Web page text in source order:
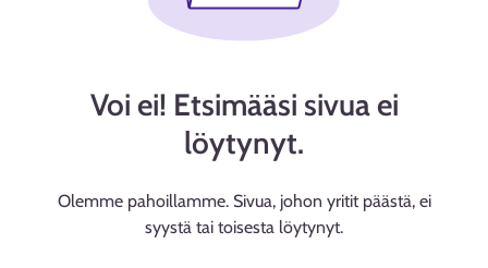
Voi ei! Etsimääsi sivua ei
löytynyt.
Olemme pahoillamme. Sivua, johon yritit päästä, ei
syystä tai toisesta löytynyt.